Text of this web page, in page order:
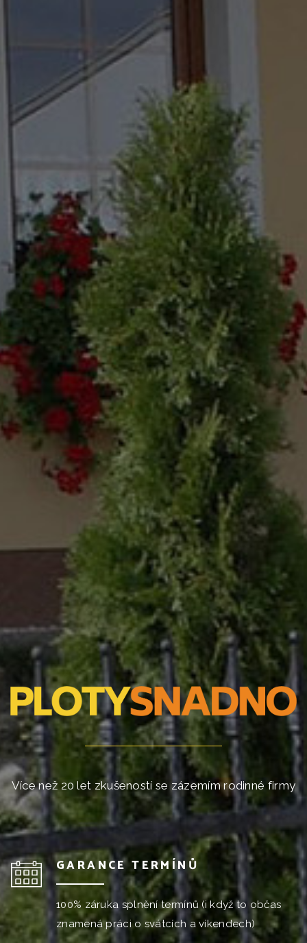
Více než 20 let zkušeností se zázemím rodinné firmy
GARANCE TERMÍNŮ
100% záruka splnění termínů (i když to občas
znamená práci o svátcích a víkendech)